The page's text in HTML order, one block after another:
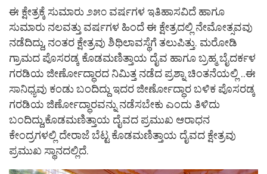
ಈ ಕ್ಷೇತ್ರಕ್ಕೆ ಸುಮಾರು ೨೫೦ ವರ್ಷಗಳ ಇತಿಹಾಸವಿದೆ ಹಾಗೂ
ಸುಮಾರು ನಲವತ್ತು ವರ್ಷಗಳ ಹಿಂದೆ ಈ ಕ್ಷೇತ್ರದಲ್ಲಿ ನೇಮೋತ್ಸವವು
ನಡೆದಿದ್ದು, ನಂತರ ಕ್ಷೇತ್ರವು ಶಿಥಿಲಾವಸ್ಥೆಗೆ ತಲುಪಿತ್ತು. ಮರೋಡಿ
ಗ್ರಾಮದ ಪೊಸರಡ್ಕ ಕೊಡಮಣಿತ್ತಾಯ ದೈವ ಹಾಗೂ ಬ್ರಹ್ಮ ಬೈದರ್ಕಳ
ಗರಡಿಯ ಜೀರ್ಣೋದ್ಧಾರದ ನಿಮಿತ್ತ ನಡೆದ ಪ್ರಶ್ನಾ ಚಿಂತನೆಯಲ್ಲಿ ..ಈ
ಸಾನಿಧ್ಯವು ಕಂಡು ಬಂದಿದ್ದು ಇದರ ಜೀರ್ಣೋದ್ಧಾರ ಬಳಿಕ ಪೊಸರಡ್ಕ
ಗರಡಿಯ ಜಿರ್ಣೋದ್ಧಾರವನ್ನು ನಡೆಸಬೇಕು ಎಂದು ತಿಳಿದು
ಬಂದಿದ್ದು,ಕೊಡಮಣಿತ್ತಾಯ ದೈವದ ಪ್ರಮುಖ ಆರಾಧನ
ಕೇಂದ್ರಗಳಲ್ಲಿ ದೇರಾಜೆ ಬೆಟ್ಟ ಕೊಡಮಣಿತ್ತಾಯ ದೈವದ ಕ್ಷೇತ್ರವು
ಪ್ರಮುಖ ಸ್ಥಾನದಲ್ಲಿದೆ.